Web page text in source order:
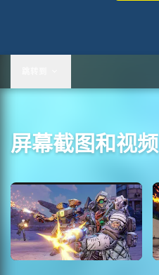
屏幕截图和视频